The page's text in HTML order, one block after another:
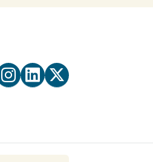
  